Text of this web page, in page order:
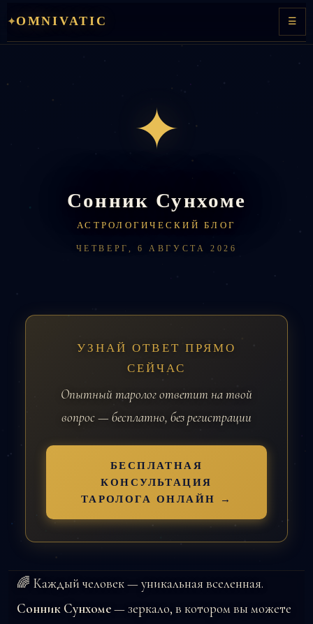
содержимому
✦OMNIVATIC ☰
✦
Сонник Сунхоме
АСТРОЛОГИЧЕСКИЙ БЛОГ
ЧЕТВЕРГ, 6 АВГУСТА 2026
УЗНАЙ ОТВЕТ ПРЯМО
СЕЙЧАС
Опытный таролог ответит на твой
вопрос — бесплатно, без регистрации
БЕСПЛАТНАЯ
КОНСУЛЬТАЦИЯ
ТАРОЛОГА ОНЛАЙН →
🌈 Каждый человек — уникальная вселенная.
Сонник Сунхоме— зеркало, в котором вы можете